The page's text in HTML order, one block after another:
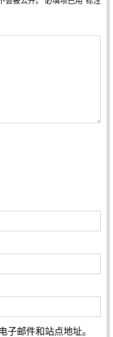
子邮件和站点地址。